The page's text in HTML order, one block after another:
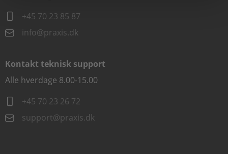
+45 70 23 85 87
info@praxis.dk
Kontakt teknisk support
Alle hverdage 8.00-15.00
+45 70 23 26 72
support@praxis.dk